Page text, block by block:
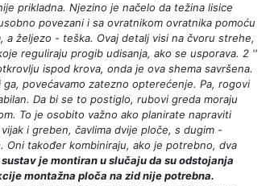
prikladna. Njezino je načelo da težina lisice
povezani i sa ovratnikom ovratnika pomoću
željezo - teška. Ovaj detalj visi na čvoru strehe,
reguliraju progib udisanja, ako se usporava. 2 ''
ispod krova, onda je ova shema savršena.
povećavamo zatezno opterećenje. Pa, rogovi
Da bi se to postiglo, rubovi greda moraju
To je osobito važno ako planirate napraviti
i greben, čavlima dvije ploče, s dugim -
također kombiniraju, ako je potrebno, dva
je montiran u slučaju da su odstojanja
montažna ploča na zid nije potrebna.